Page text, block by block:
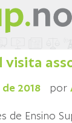
visita
2018 por
de Ensino